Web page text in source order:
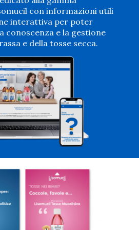
con informazioni utili
interattiva per poter
conoscenza e la gestione
e della tosse secca.